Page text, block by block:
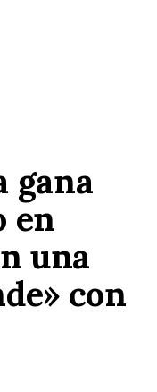
gana
en
una
con